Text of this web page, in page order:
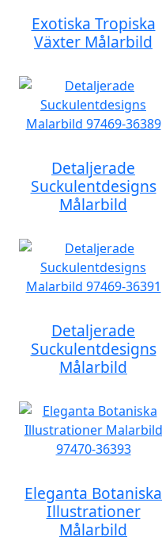
Exotiska Tropiska
Växter Målarbild
Detaljerade
Suckulentdesigns
Målarbild
Detaljerade
Suckulentdesigns
Målarbild
Eleganta Botaniska
Illustrationer
Målarbild